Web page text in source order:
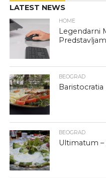
LATEST NEWS
HOME
Legendarni
BEOGRAD
BEOGRAD
Ultimatum –